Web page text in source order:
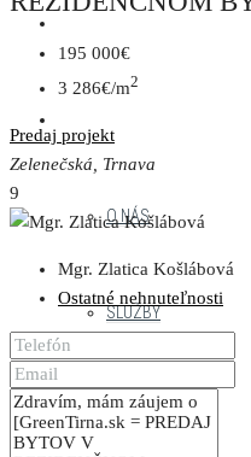
O NÁS
SLUŽBY
NÁŠ TÍM
195 000€
3 286€/m2
Predaj projekt
Zelenečská, Trnava
9
Mgr. Zlatica Košlábová
Ostatné nehnuteľnosti